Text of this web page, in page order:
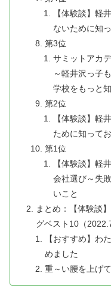
【体験談】軽
ないために知
第3位
サミットアカ
～軽井沢っ子
学校をもっと
第2位
【体験談】軽
ために知って
第1位
【体験談】軽
会社選び～失
いこと
まとめ：【体験談
グベスト10（
【おすすめ】わ
めました
重～い腰を上げて